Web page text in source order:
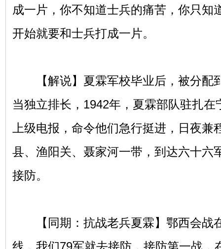
成一片，你不知道士兵的痛苦，你只知
开始就要和士兵打成一片。
【解说】夏霖军校毕业后，被分配
当独立排长，1942年，夏霖部队驻扎
上级电报，命令他们急行挺进，日夜兼
县、渔阳关、聂家河一带，到达六十六
接防。
【同期：抗战老兵夏霖】鄂西会战
线，我们79军就去接防，接防第一战，